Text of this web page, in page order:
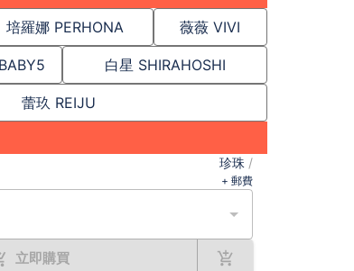
培羅娜 PERHONA 薇薇 VIVI
BABY5 白星 SHIRAHOSHI
蕾玖 REIJU
珍珠 /
+ 郵費
立即購買